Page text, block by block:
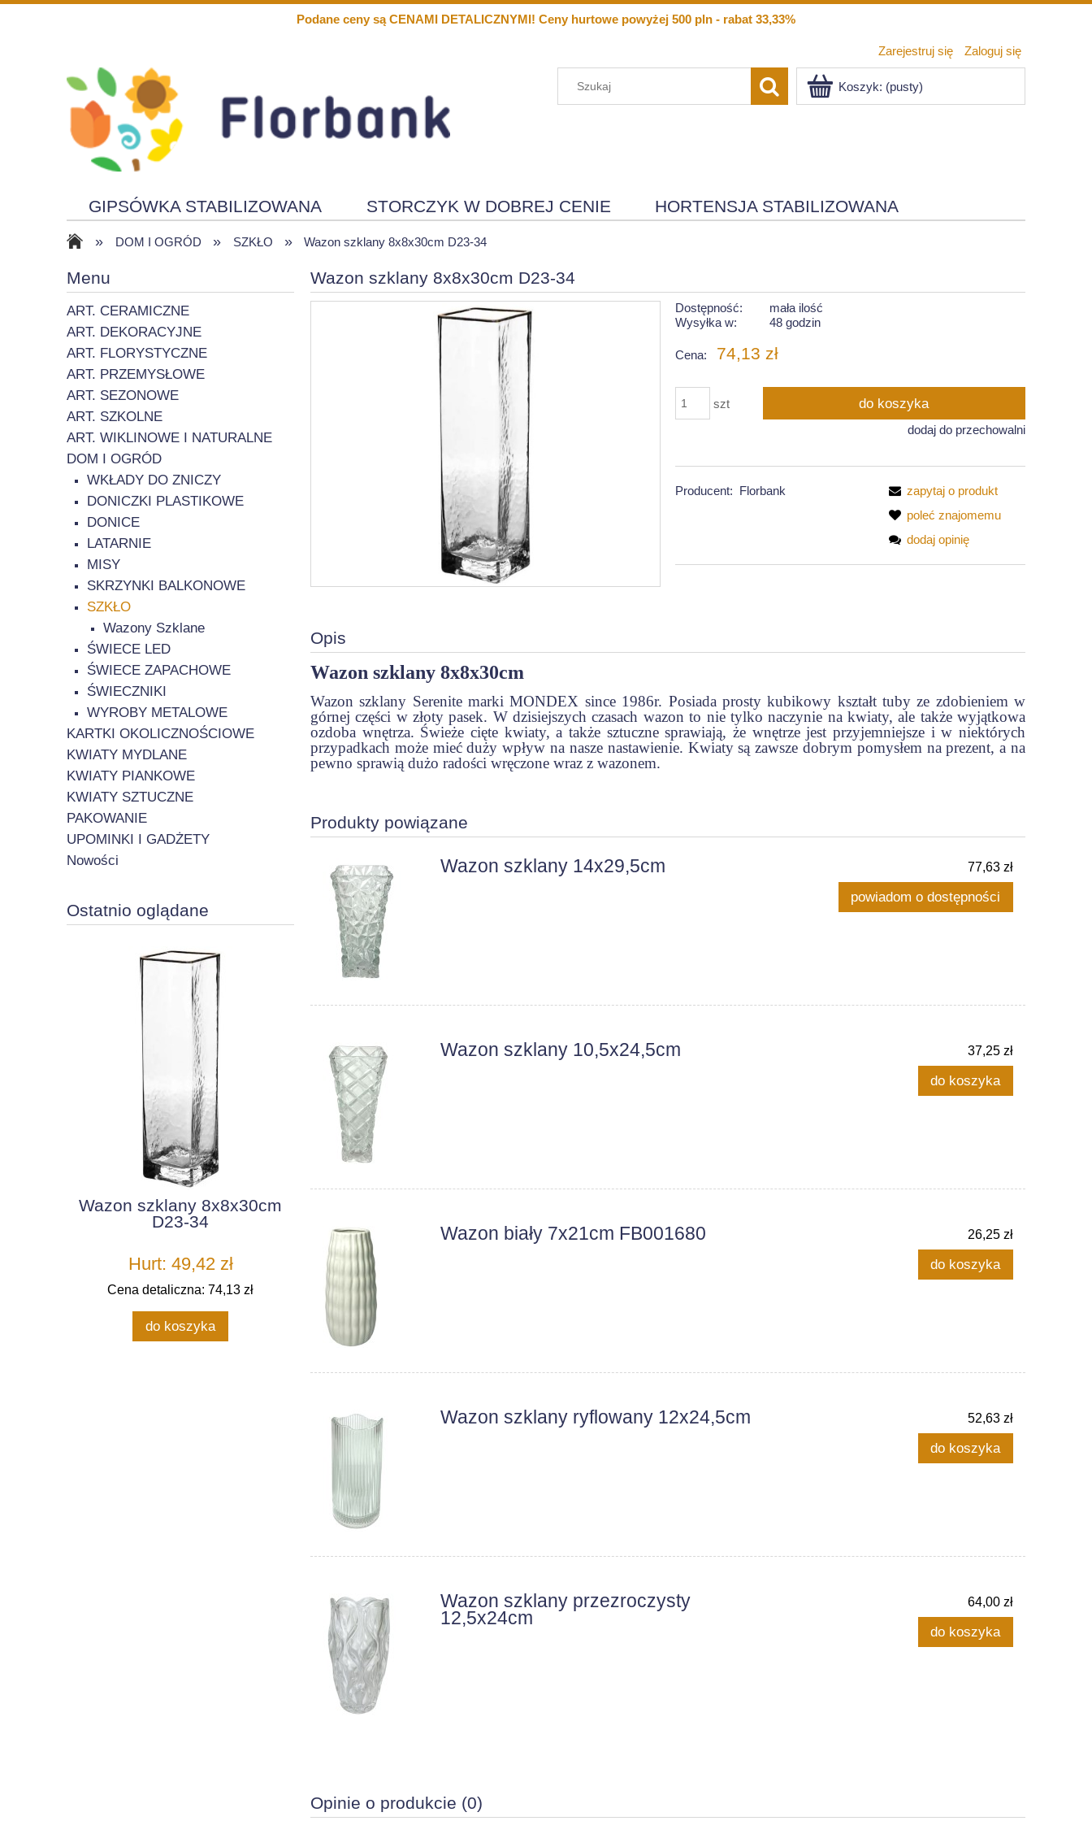
Podane ceny są CENAMI DETALICZNYMI! Ceny hurtowe powyżej 500 pln - rabat 33,33%
Zarejestruj się Zaloguj się
Koszyk: (pusty)
GIPSÓWKA STABILIZOWANA STORCZYK W DOBREJ CENIE HORTENSJA STABILIZOWANA
KWIATY PIANKOWE SOLARY Menu
» DOM I OGRÓD » SZKŁO » Wazon szklany 8x8x30cm D23-34
Menu
ART. CERAMICZNE
ART. DEKORACYJNE
ART. FLORYSTYCZNE
ART. PRZEMYSŁOWE
ART. SEZONOWE
ART. SZKOLNE
ART. WIKLINOWE I NATURALNE
DOM I OGRÓD
WKŁADY DO ZNICZY
DONICZKI PLASTIKOWE
DONICE
LATARNIE
MISY
SKRZYNKI BALKONOWE
SZKŁO
Wazony Szklane
ŚWIECE LED
ŚWIECE ZAPACHOWE
ŚWIECZNIKI
WYROBY METALOWE
KARTKI OKOLICZNOŚCIOWE
KWIATY MYDLANE
KWIATY PIANKOWE
KWIATY SZTUCZNE
PAKOWANIE
UPOMINKI I GADŻETY
Nowości
Ostatnio oglądane
Wazon szklany 8x8x30cm
D23-34
Hurt: 49,42 zł
Cena detaliczna: 74,13 zł
do koszyka
Wazon szklany 8x8x30cm D23-34
Dostępność:
mała ilość
Wysyłka w:
48 godzin
Cena: 74,13 zł
szt do koszyka
dodaj do przechowalni
Producent: Florbank
zapytaj o produkt
poleć znajomemu
dodaj opinię
Opis
Wazon szklany 8x8x30cm
Wazon szklany Serenite marki MONDEX since 1986r. Posiada prosty kubikowy kształt tuby ze zdobieniem w
górnej części w złoty pasek. W dzisiejszych czasach wazon to nie tylko naczynie na kwiaty, ale także wyjątkowa
ozdoba wnętrza. Świeże cięte kwiaty, a także sztuczne sprawiają, że wnętrze jest przyjemniejsze i w niektórych
przypadkach może mieć duży wpływ na nasze nastawienie. Kwiaty są zawsze dobrym pomysłem na prezent, a na
pewno sprawią dużo radości wręczone wraz z wazonem.
Produkty powiązane
Wazon szklany 14x29,5cm 77,63 zł
powiadom o dostępności
Wazon szklany 10,5x24,5cm 37,25 zł
do koszyka
Wazon biały 7x21cm FB001680 26,25 zł
do koszyka
Wazon szklany ryflowany 12x24,5cm 52,63 zł
do koszyka
Wazon szklany przezroczysty
12,5x24cm
64,00 zł
do koszyka
Opinie o produkcie (0)